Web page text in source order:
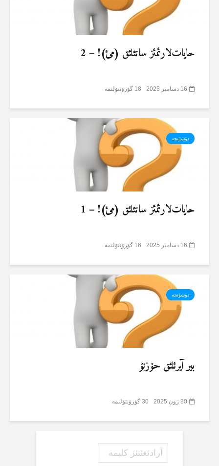
حایات‌لارئمئز ساتئلئق (مئ)! – 2
16 دسامبر 2025 18 گؤرۆنتۆلنمە
دۆشۆنجە
حایات‌لارئمئز ساتئلئق (مئ)! – 1
16 دسامبر 2025 16 گؤرۆنتۆلنمە
دۆشۆنجە
بیر آیرئلئق حۆزنۆ
30 ژون 2025 30 گؤرۆنتۆلنمە